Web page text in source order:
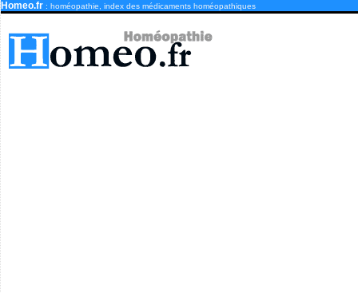
Homeo.fr : homéopathie, index des médicaments homéopathiques